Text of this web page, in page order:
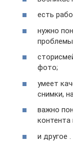
есть
нужно
фото;
умеет
снимки,
важно
контента
и другое .